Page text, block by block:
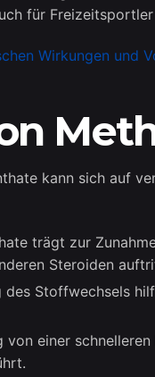
für
Wirkungen und
kann sich auf
trägt zur
Steroiden
des Stoffwechsels
einer